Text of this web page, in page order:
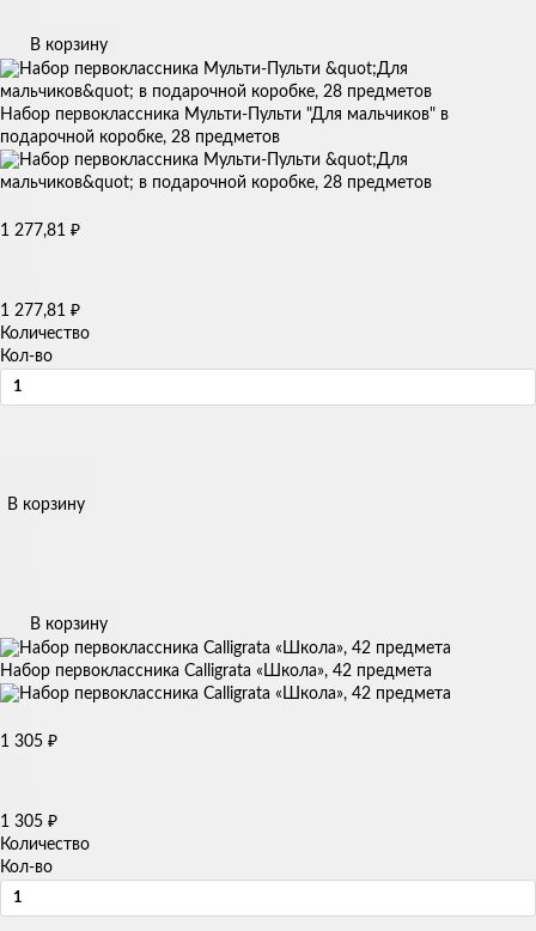
В корзину
Набор первоклассника Мульти-Пульти "Для мальчиков" в
подарочной коробке, 28 предметов
1 277,81 ₽
1 277,81 ₽
Количество
Кол-во
В корзину
В корзину
Набор первоклассника Calligrata «Школа», 42 предмета
1 305 ₽
1 305 ₽
Количество
Кол-во